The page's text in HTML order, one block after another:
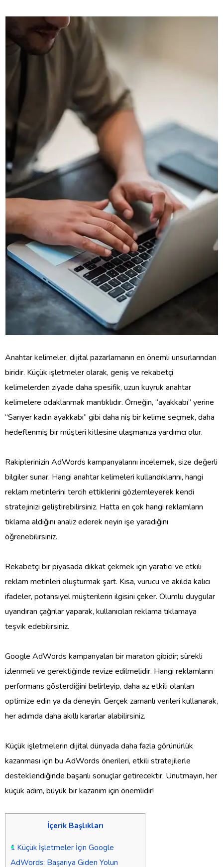
Anahtar kelimeler, dijital pazarlamanın en önemli unsurlarından
biridir. Küçük işletmeler olarak, geniş ve rekabetçi
kelimelerden ziyade daha spesifik, uzun kuyruk anahtar
kelimelere odaklanmak mantıklıdır. Örneğin, “ayakkabı” yerine
“Sarıyer kadın ayakkabı” gibi daha niş bir kelime seçmek, daha
hedeflenmiş bir müşteri kitlesine ulaşmanıza yardımcı olur.
Rakiplerinizin AdWords kampanyalarını incelemek, size değerli
bilgiler sunar. Hangi anahtar kelimeleri kullandıklarını, hangi
reklam metinlerini tercih ettiklerini gözlemleyerek kendi
stratejinizi geliştirebilirsiniz. Hatta en çok hangi reklamların
tıklama aldığını analiz ederek neyin işe yaradığını
öğrenebilirsiniz.
Rekabetçi bir piyasada dikkat çekmek için yaratıcı ve etkili
reklam metinleri oluşturmak şart. Kısa, vurucu ve akılda kalıcı
ifadeler, potansiyel müşterilerin ilgisini çeker. Olumlu duygular
uyandıran çağrılar yaparak, kullanıcıları reklama tıklamaya
teşvik edebilirsiniz.
Google AdWords kampanyaları bir maraton gibidir; sürekli
izlenmeli ve gerektiğinde revize edilmelidir. Hangi reklamların
performans gösterdiğini belirleyip, daha az etkili olanları
optimize edin ya da deneyin. Gerçek zamanlı verileri kullanarak,
her adımda daha akıllı kararlar alabilirsiniz.
Küçük işletmelerin dijital dünyada daha fazla görünürlük
kazanması için bu AdWords önerileri, etkili stratejilerle
desteklendiğinde başarılı sonuçlar getirecektir. Unutmayın, her
küçük adım, büyük bir kazanım için önemlidir!
İçerik Başlıkları
1 Küçük İşletmeler İçin Google
AdWords: Başarıya Giden Yolun